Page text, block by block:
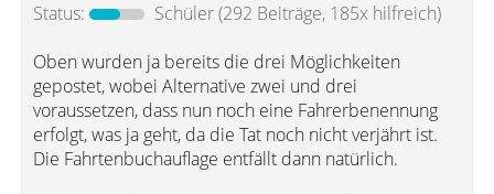
Status:
Schüler(292 Beiträge, 185x hilfreich)
Oben wurden ja bereits die drei Möglichkeiten
gepostet, wobei Alternative zwei und drei
voraussetzen, dass nun noch eine Fahrerbenennung
erfolgt, was ja geht, da die Tat noch nicht verjährt ist.
Die Fahrtenbuchauflage entfällt dann natürlich.